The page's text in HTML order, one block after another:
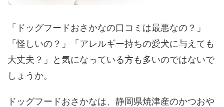
「ドッグフードおさかなの口コミは最悪なの？」
「怪しいの？」「アレルギー持ちの愛犬に与えても
大丈夫？」と気になっている方も多いのではないで
しょうか。
ドッグフードおさかなは、静岡県焼津産のかつおや